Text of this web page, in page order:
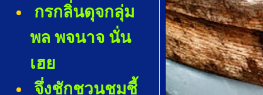
กรกลิ่นดุจกลุ่ม
พล พจนาจ นั่น
เฮ
จึ่งชักชวนชมชี้